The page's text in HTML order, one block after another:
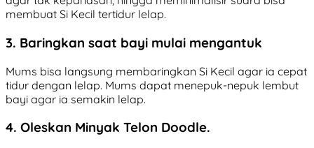
membuat Si Kecil tertidur lelap.
3. Baringkan saat bayi mulai mengantuk
Mums bisa langsung membaringkan Si Kecil agar ia cepat
tidur dengan lelap. Mums dapat menepuk-nepuk lembut
bayi agar ia semakin lelap.
4. Oleskan Minyak Telon Doodle.